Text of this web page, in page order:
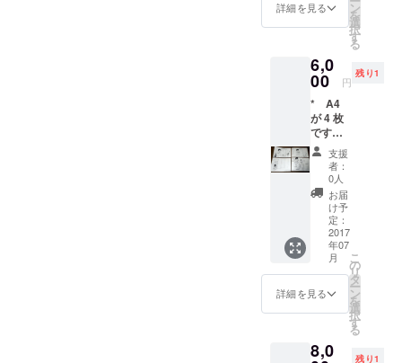
せん。
画は未
完成な
線画で
著作財
産権の
うち譲
渡され
るの
は、所
有権お
よび譲
渡権で
す。そ
の他の
著作財
産権の
支分権
は譲渡
されま
せん。
詳細を見る ン
を
選
択
す
る
6,0
00 円
残り1
* A4
が 4 枚
です。
用紙は
コピー
用紙で
す。 *
P12 上
部左端
に、折
り目・
変形痕
があ
り、被
害が擬
音の一
んでい
支援
者：
0人
お届
け予
定：
2017
年07
月
詳細を見る
こ
の
リ
タ
ー
ン
を
選
択
す
る
8,0 残り1